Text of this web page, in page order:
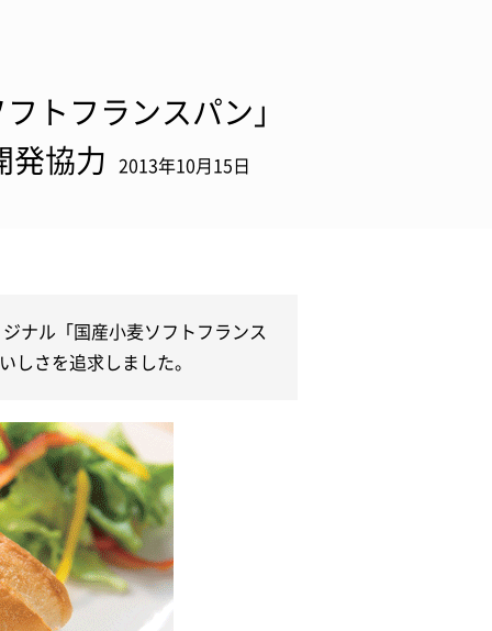
トフランスパン」
発協力
2013年10月15日
ナル「国産小麦ソフトフランス
しさを追求しました。